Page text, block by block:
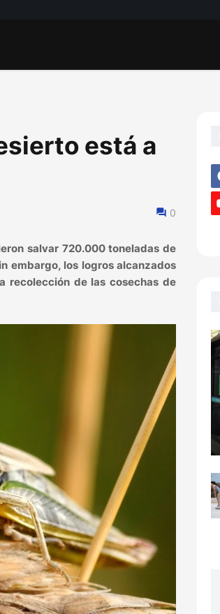
está a
0
salvar 720.000 toneladas de
embargo, los logros alcanzados
recolección de las cosechas de